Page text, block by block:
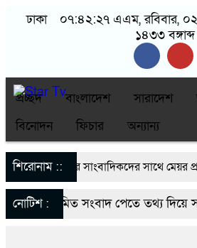
ঢাকা ০৭:৪২:২৭ এএম, রবিবার,
১৪৩৩ বঙ্গাব্দ
প্রচ্ছদ বাংলাদেশ সারাদেশ
বিনোদন
ফিচার অন্যান্য
শিরোনাম ::
নবীনগরে সাংবাদিকদের সাথে মেয়র
মাসুদ রানা’র মতবিনিময়
নোটিশ :নিয়মিত সংবাদ পেতে তথ্য দিয়ে